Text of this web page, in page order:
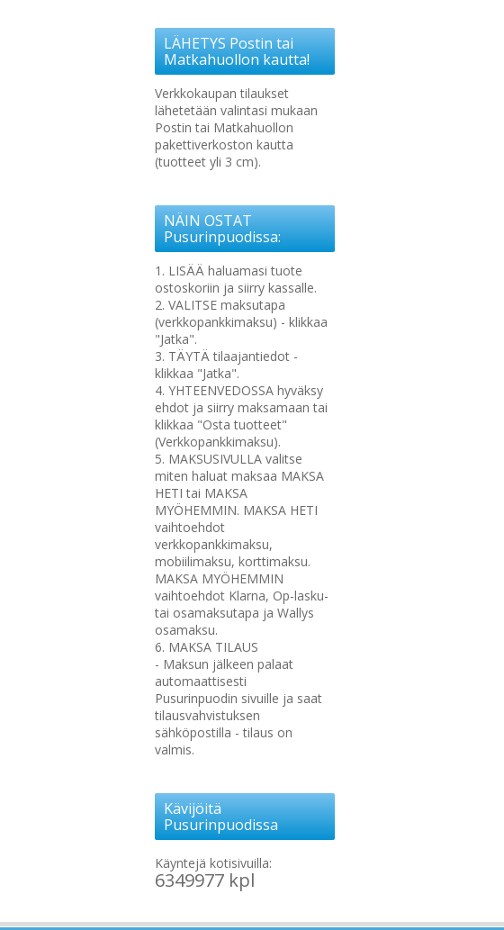
LÄHETYS Postin tai
Matkahuollon kautta!
Verkkokaupan tilaukset
lähetetään valintasi mukaan
Postin tai Matkahuollon
pakettiverkoston kautta
(tuotteet yli 3 cm).
NÄIN OSTAT
Pusurinpuodissa:
1. LISÄÄ haluamasi tuote
ostoskoriin ja siirry kassalle.
2. VALITSE maksutapa
(verkkopankkimaksu) - klikkaa
"Jatka".
3. TÄYTÄ tilaajantiedot -
klikkaa "Jatka".
4. YHTEENVEDOSSA hyväksy
ehdot ja siirry maksamaan tai
klikkaa "Osta tuotteet"
(Verkkopankkimaksu).
5. MAKSUSIVULLA valitse
miten haluat maksaa MAKSA
HETI tai MAKSA
MYÖHEMMIN. MAKSA HETI
vaihtoehdot
verkkopankkimaksu,
mobiilimaksu, korttimaksu.
MAKSA MYÖHEMMIN
vaihtoehdot Klarna, Op-lasku-
tai osamaksutapa ja Wallys
osamaksu.
6. MAKSA TILAUS
- Maksun jälkeen palaat
automaattisesti
Pusurinpuodin sivuille ja saat
tilausvahvistuksen
sähköpostilla - tilaus on
valmis.
Kävijöitä
Pusurinpuodissa
Käyntejä kotisivuilla:
6349977 kpl